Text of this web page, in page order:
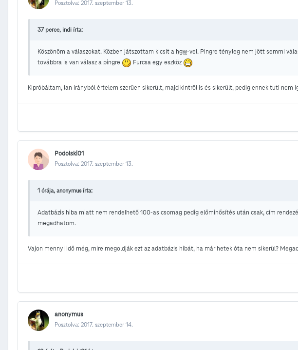
Posztolva: 2017. szeptember 13.
37 perce, indi írta:
Köszönöm a válaszokat. Közben játszottam kicsit a hgw-vel. Pingre tényleg nem jött semmi
továbbra is van válasz a pingre
Furcsa egy eszköz
Kipróbáltam, lan irányból értelem szerűen sikerült, majd kintről is és sikerült, pedig ennek tuti
Podolski01
Posztolva: 2017. szeptember 13.
1 órája, anonymus írta:
Adatbázis hiba miatt nem rendelhető 100-as csomag pedig előminősítés után csak, cím
megadhatom.
Vajon mennyi idő még, mire megoldják ezt az adatbázis hibát, ha már hetek óta nem sikerül?
anonymus
Posztolva: 2017. szeptember 14.